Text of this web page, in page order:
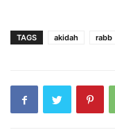
TAGS akidah rabb